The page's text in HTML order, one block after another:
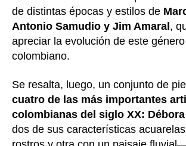
de distintas épocas y estilos de
Antonio Samudio y Jim Amaral ,
apreciar la evolución de este
colombiano.
Se resalta, luego, un conjunto de
cuatro de las más importantes
colombianas del siglo XX:
dos de sus características